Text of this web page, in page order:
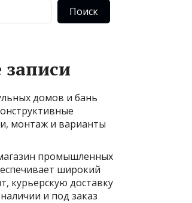
Поиск
домов и бань
монтаж и варианты
промышленных
широкий
курьерскую доставку
и под заказ